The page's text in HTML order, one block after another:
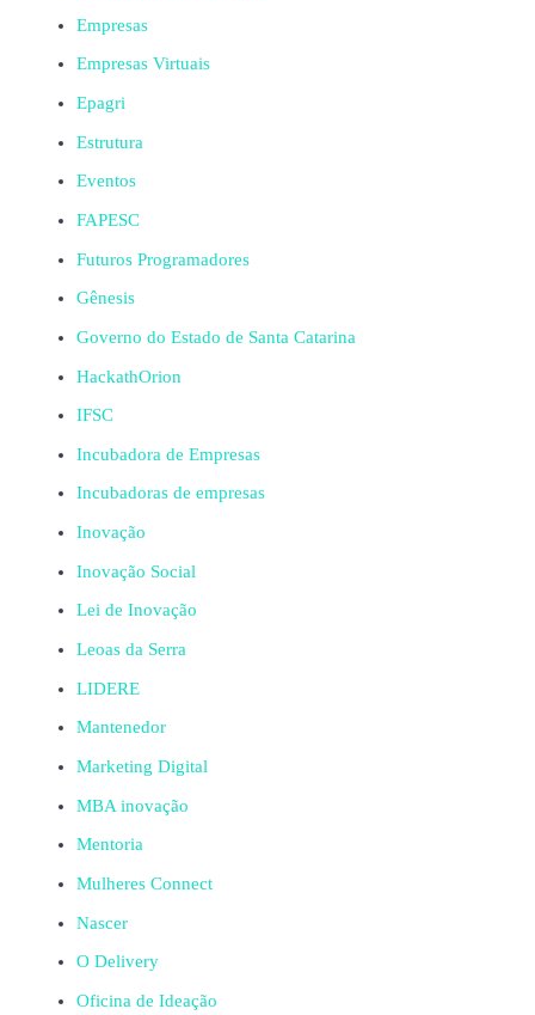
Empresas
Empresas Virtuais
Epagri
Estrutura
Eventos
FAPESC
Futuros Programadores
Gênesis
Governo do Estado de Santa Catarina
HackathOrion
IFSC
Incubadora de Empresas
Incubadoras de empresas
Inovação
Inovação Social
Lei de Inovação
Leoas da Serra
LIDERE
Mantenedor
Marketing Digital
MBA inovação
Mentoria
Mulheres Connect
Nascer
O Delivery
Oficina de Ideação